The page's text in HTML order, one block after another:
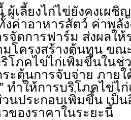
ผู้เลี้ยงไก่ไข่ยังคงเผ
งค่าอาหารสัตว์ ค่าพลั
จัดการฟาร์ม ส่งผลใ
มโครงสร้างต้นทุน ขณ
โภคไข่ไก่เพิ่มขึ้นในช่
ะตุ้นการจับจ่าย ภายใ
ทำให้การบริโภคไข่
นประกอบเพิ่มขึ้น เป็
ของราคาในระยะนี้